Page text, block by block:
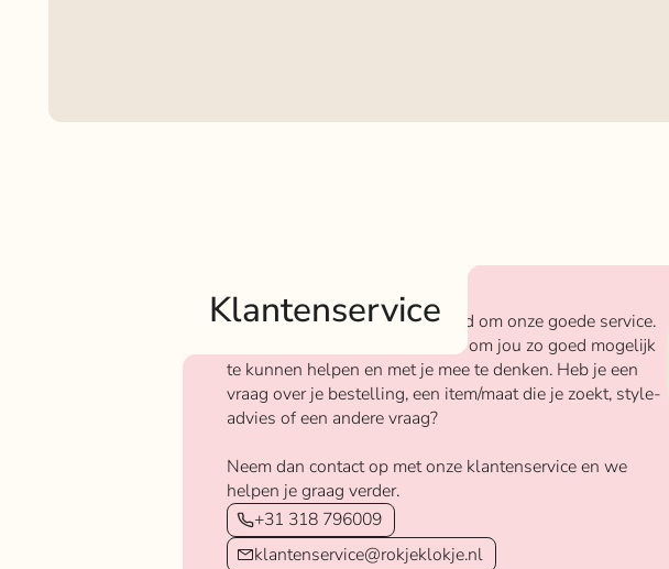
Klantenservice
Bij Rokjeklokje staan we bekend om onze goede service.
We vinden het super belangrijk om jou zo goed mogelijk
te kunnen helpen en met je mee te denken. Heb je een
vraag over je bestelling, een item/maat die je zoekt, style-
advies of een andere vraag?
Neem dan contact op met onze klantenservice en we
helpen je graag verder.
+31 318 796009
klantenservice@rokjeklokje.nl